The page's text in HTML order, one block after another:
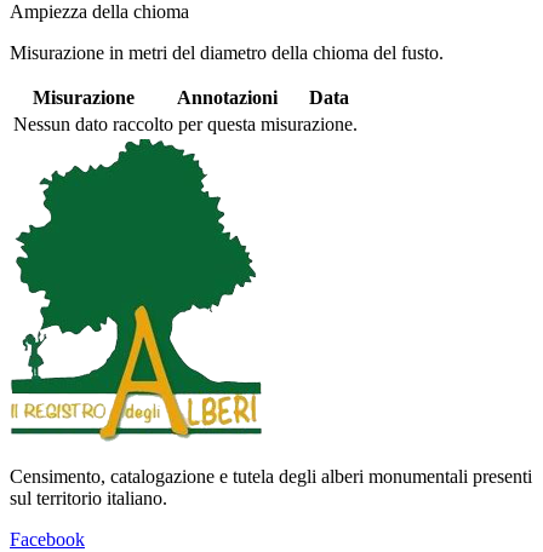
Ampiezza della chioma
Misurazione in metri del diametro della chioma del fusto.
Misurazione Annotazioni
Data
Nessun dato raccolto per questa misurazione.
Censimento, catalogazione e tutela degli alberi monumentali presenti
sul territorio italiano.
Facebook